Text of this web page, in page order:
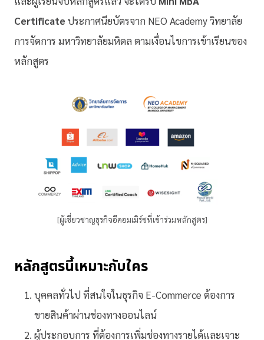
Certificateประกาศนียบัตรจาก NEO Academy วิทยาลัย
การจัดการ มหาวิทยาลัยมหิดล ตามเงื่อนไขการเข้าเรียนของ
หลักสูตร
[ผู้เชี่ยวชาญธุรกิจอีคอมเมิร์ซที่เข้าร่วมหลักสูตร]
หลักสูตรนี้เหมาะกับใคร
บุคคลทั่วไป ที่สนใจในธุรกิจ E-Commerce ต้องการ
ขายสินค้าผ่านช่องทางออนไลน์
ผู้ประกอบการ ที่ต้องการเพิ่มช่องทางรายได้และเจาะ